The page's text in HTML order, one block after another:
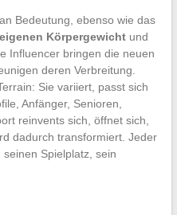
Bedeutung, ebenso wie das
Körpergewichtund
Influencer bringen die neuen
deren Verbreitung.
Sie variiert, passt sich
Anfänger, Senioren,
reinvents sich, öffnet sich,
dadurch transformiert. Jeder
Spielplatz, sein